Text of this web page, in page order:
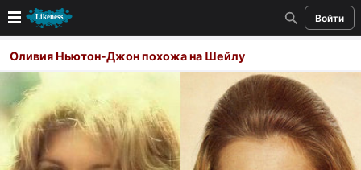
Войти
Новые
Лучшие
Голосование
Оливия Ньютон-Джон похожа на Шейлу